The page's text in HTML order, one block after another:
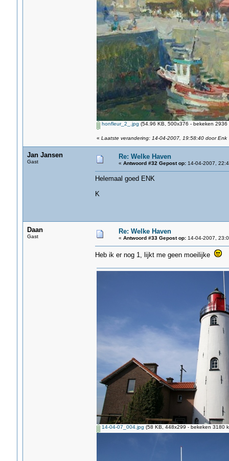
honfleur_2_.jpg (54.96 KB, 500x376 - bekeken 2936
« Laatste verandering: 14-04-2007, 19:58:40 door Enk
Jan Jansen
Gast
Re: Welke Haven
« Antwoord #32 Gepost op:14-04-2007,
Helemaal goed ENK
K
Daan
Gast
Re: Welke Haven
« Antwoord #33 Gepost op:14-04-2007,
Heb ik er nog 1, lijkt me geen moeilijke
14-04-07_004.jpg (58 KB, 448x299 - bekeken 3180